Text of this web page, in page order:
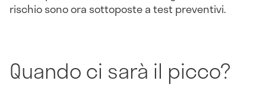
rischio sono ora sottoposte a test preventivi.
Quando ci sarà il picco?